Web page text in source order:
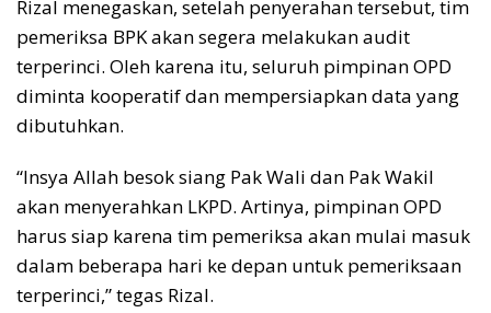
Rizal menegaskan, setelah penyerahan tersebut, tim
pemeriksa BPK akan segera melakukan audit
terperinci. Oleh karena itu, seluruh pimpinan OPD
diminta kooperatif dan mempersiapkan data yang
dibutuhkan.
“Insya Allah besok siang Pak Wali dan Pak Wakil
akan menyerahkan LKPD. Artinya, pimpinan OPD
harus siap karena tim pemeriksa akan mulai masuk
dalam beberapa hari ke depan untuk pemeriksaan
terperinci,” tegas Rizal.